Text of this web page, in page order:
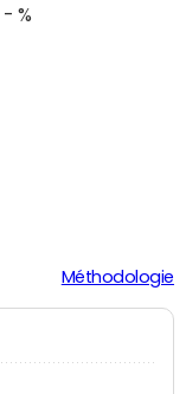
- %
Méthodologie